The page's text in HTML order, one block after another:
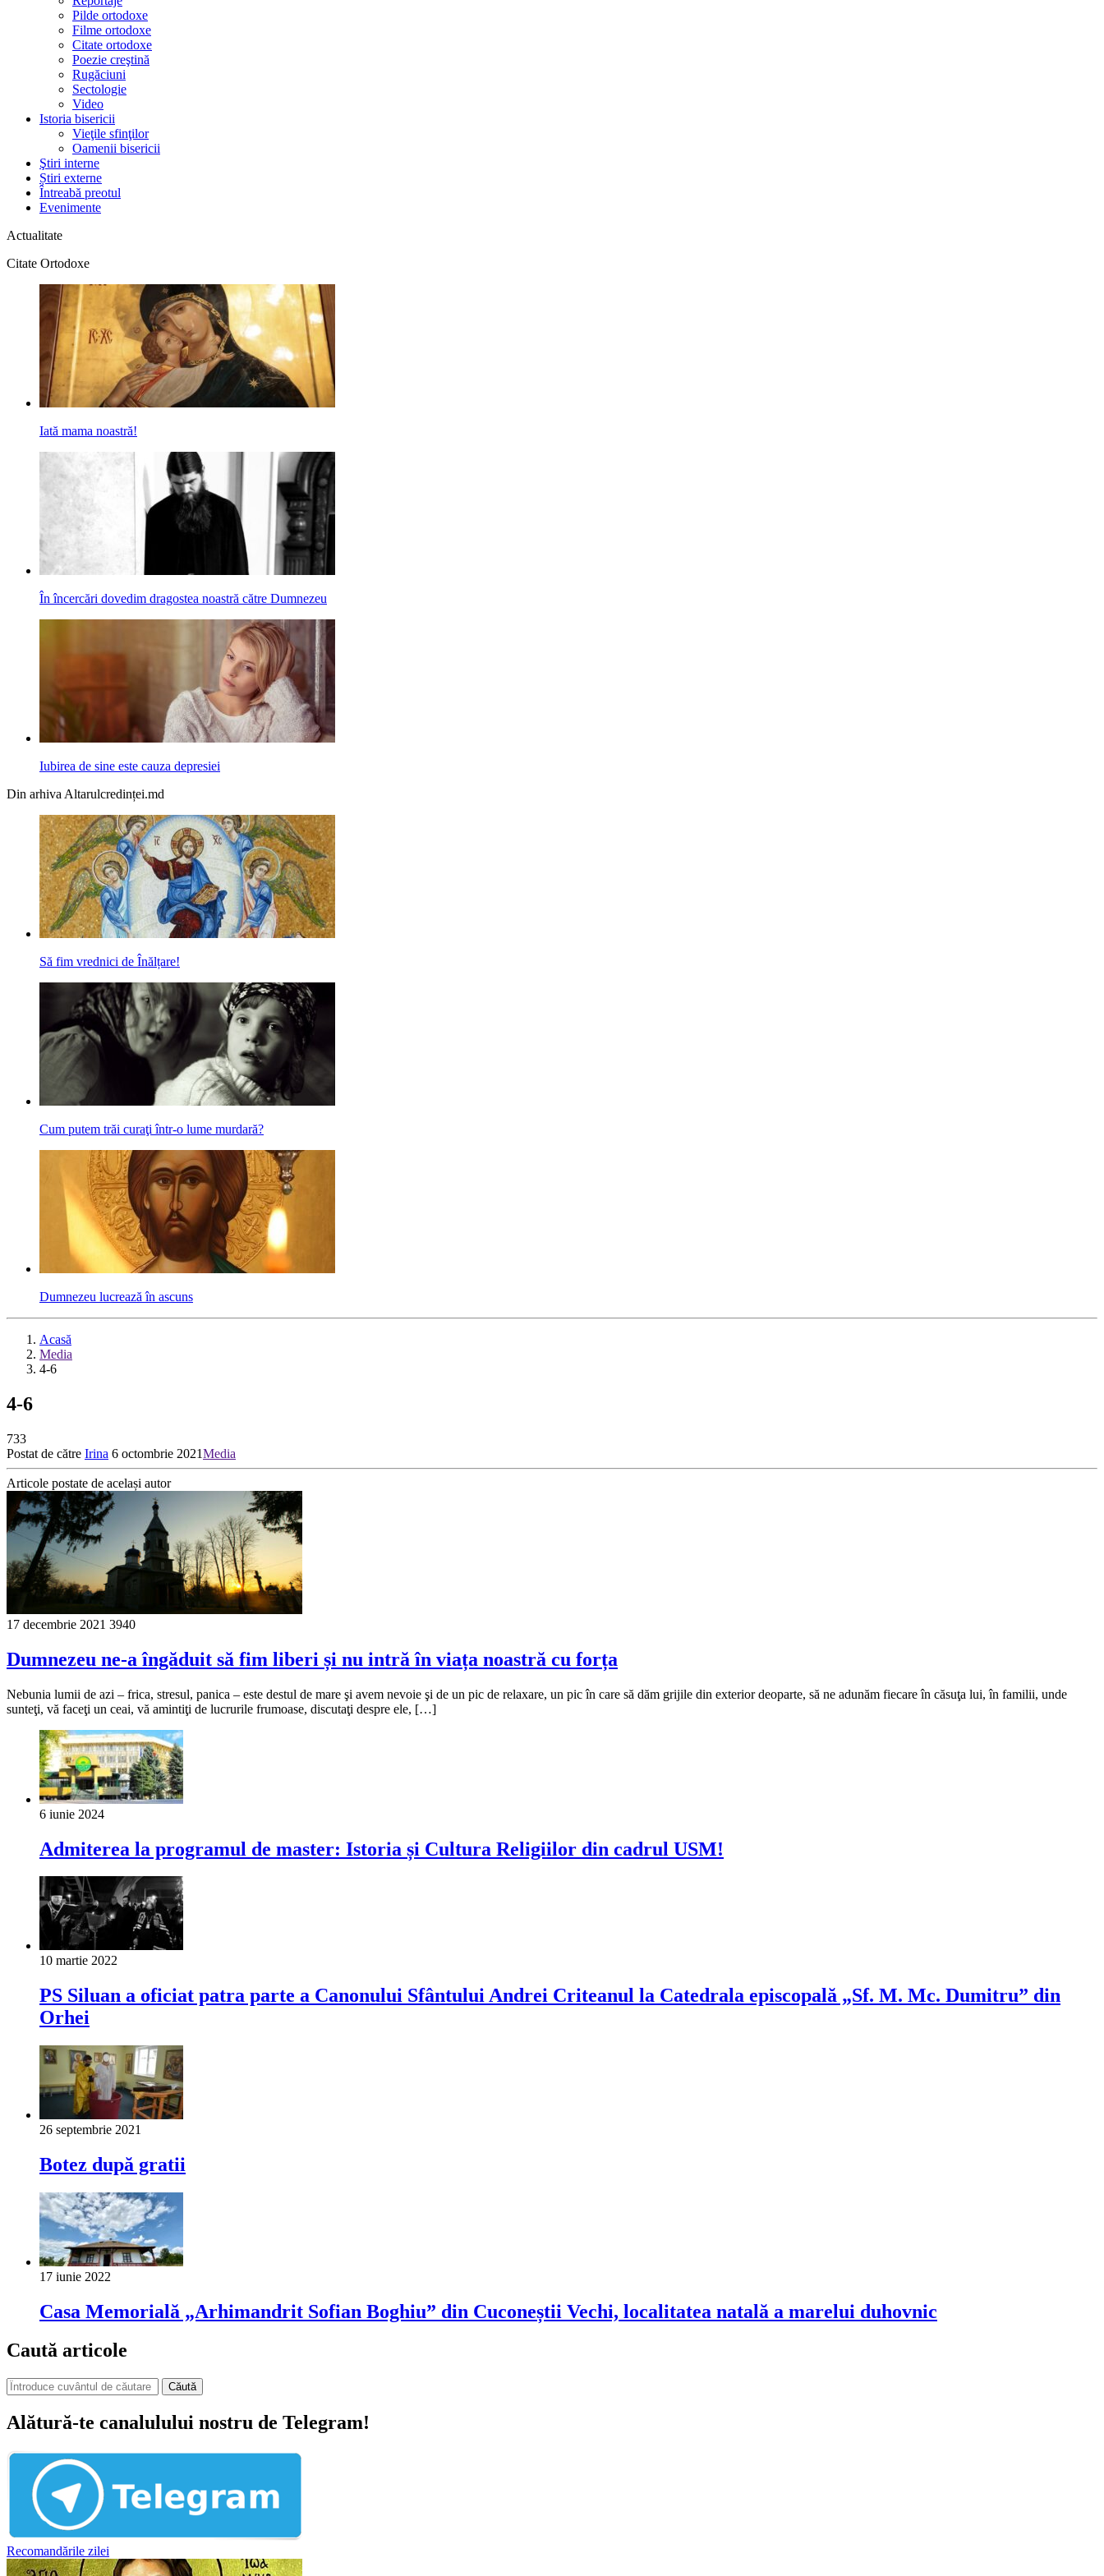
Pilde ortodoxe
Filme ortodoxe
Citate ortodoxe
Poezie creştină
Rugăciuni
Sectologie
Video
Istoria bisericii
Vieţile sfinţilor
Oamenii bisericii
Ştiri interne
Știri externe
Întreabă preotul
Evenimente
Actualitate
Citate Ortodoxe
Iată mama noastră!
În încercări dovedim dragostea noastră către Dumnezeu
Iubirea de sine este cauza depresiei
Din arhiva Altarulcredinței.md
Să fim vrednici de Înălțare!
Cum putem trăi curaţi într-o lume murdară?
Dumnezeu lucrează în ascuns
Acasă
Media
4-6
4-6
733
Postat de către Irina 6 octombrie 2021Media
Articole postate de același autor
17 decembrie 2021 3940
Dumnezeu ne-a îngăduit să fim liberi și nu intră în viața noastră cu forța
Nebunia lumii de azi – frica, stresul, panica – este destul de mare şi avem nevoie şi de un pic de relaxare, un pic în care să dăm grijile din exterior deoparte, să ne adunăm fiecare în căsuţa lui, în familii, unde
sunteţi, vă faceţi un ceai, vă amintiţi de lucrurile frumoase, discutaţi despre ele, […]
6 iunie 2024
Admiterea la programul de master: Istoria și Cultura Religiilor din cadrul USM!
10 martie 2022
PS Siluan a oficiat patra parte a Canonului Sfântului Andrei Criteanul la Catedrala episcopală „Sf. M. Mc. Dumitru” din
Orhei
26 septembrie 2021
Botez după gratii
17 iunie 2022
Casa Memorială „Arhimandrit Sofian Boghiu” din Cuconeștii Vechi, localitatea natală a marelui duhovnic
Caută articole
Căută
Alătură-te canalulului nostru de Telegram!
Recomandările zilei